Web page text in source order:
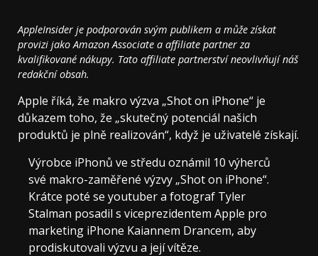
AppleInsider je podporován svým publikem a může získat
provizi jako Amazon Associate a affiliate partner za
kvalifikované nákupy. Tato affiliate partnerství neovlivňují náš
redakční obsah.
Apple říká, že makro výzva „Shot on iPhone“ je
důkazem toho, že „skutečný potenciál našich
produktů je plně realizován“, když je uživatelé získají.
Výrobce iPhonů ve středu oznámil 10 výherců
své makro-zaměřené výzvy „Shot on iPhone“.
Krátce poté se youtuber a fotograf Tyler
Stalman posadil s viceprezidentem Apple pro
marketing iPhone Kaiannem Drancem, aby
prodiskutovali výzvu a její vítěze.